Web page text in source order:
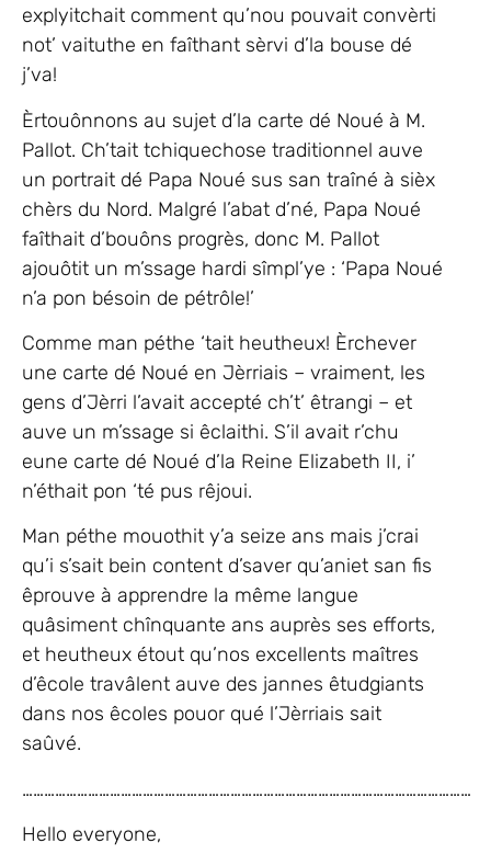
explyitchait comment qu’nou pouvait convèrti
not’ vaituthe en faîthant sèrvi d’la bouse dé
j’va!
Èrtouônnons au sujet d’la carte dé Noué à M.
Pallot. Ch’tait tchiquechose traditionnel auve
un portrait dé Papa Noué sus san traîné à sièx
chèrs du Nord. Malgré l’abat d’né, Papa Noué
faîthait d’bouôns progrès, donc M. Pallot
ajouôtit un m’ssage hardi sîmpl’ye : ‘Papa Noué
n’a pon bésoin de pétrôle!’
Comme man péthe ‘tait heutheux! Èrchever
une carte dé Noué en Jèrriais – vraiment, les
gens d’Jèrri l’avait accepté ch’t’ êtrangi – et
auve un m’ssage si êclaithi. S’il avait r’chu
eune carte dé Noué d’la Reine Elizabeth II, i’
n’éthait pon ‘té pus rêjoui.
Man péthe mouothit y’a seize ans mais j’crai
qu’i s’sait bein content d’saver qu’aniet san fis
êprouve à apprendre la même langue
quâsiment chînquante ans auprès ses efforts,
et heutheux étout qu’nos excellents maîtres
d’êcole travâlent auve des jannes êtudgiants
dans nos êcoles pouor qué l’Jèrriais sait
saûvé.
……………………………………………………………………………………………………………
Hello everyone,